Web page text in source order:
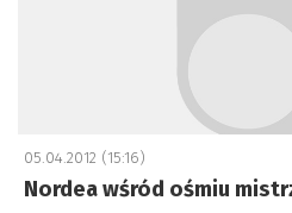
05.04.2012 (15:16)
Nordea wśród ośmiu